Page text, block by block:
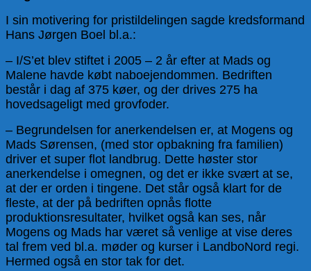
I sin motivering for pristildelingen sagde kredsformand
Hans Jørgen Boel bl.a.:
– I/S’et blev stiftet i 2005 – 2 år efter at Mads og
Malene havde købt naboejendommen. Bedriften
består i dag af 375 køer, og der drives 275 ha
hovedsageligt med grovfoder.
– Begrundelsen for anerkendelsen er, at Mogens og
Mads Sørensen, (med stor opbakning fra familien)
driver et super flot landbrug. Dette høster stor
anerkendelse i omegnen, og det er ikke svært at se,
at der er orden i tingene. Det står også klart for de
fleste, at der på bedriften opnås flotte
produktionsresultater, hvilket også kan ses, når
Mogens og Mads har været så venlige at vise deres
tal frem ved bl.a. møder og kurser i LandboNord regi.
Hermed også en stor tak for det.